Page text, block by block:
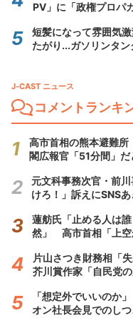
PV」に「政権プロパ
短髪になって雰囲気
たがり...ガソリンタ
J-CAST ニュース
コメントランキ
高市首相の熊本避難
閣広報官「51分間」だ
元文科事務次官・前
けろ！」訴えにSNS
蓮舫氏「止める人は
然」 高市首相「上空
片山さつき財務相「
芥川賞作家「自民党
「想定外でいいのか
オン社長会見でのし